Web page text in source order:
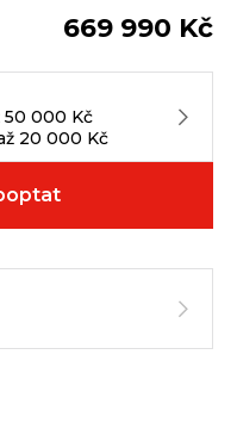
669 990 Kč
000 Kč
20 000 Kč